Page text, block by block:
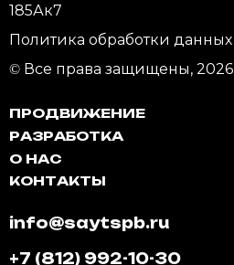
185Ак7
Политика обработки данных
© Все права защищены, 2026
ПРОДВИЖЕНИЕ
РАЗРАБОТКА
О НАС
КОНТАКТЫ
info@saytspb.ru
+7 (812) 992-10-30